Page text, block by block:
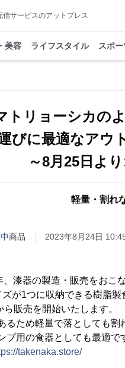
サービスのアットプレス
美容 ライフスタイル スポー
トリョーシカの
びに最適なアウ
～8月25日よ
軽量・割れ
商品 2023年8月24日
、漆器の製造・販売をおこ
が1つに収納できる樹脂製
ら販売を開始いたします。
るため軽量で落としても
プ用の食器としても最適で
takenaka.store/